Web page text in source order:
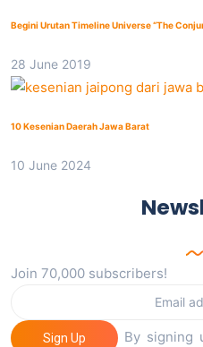
Begini Urutan Timeline Universe “The
28 June 2019
10 Kesenian Daerah Jawa Barat
10 June 2024
Join 70,000 subscribers!
Sign Up By signing